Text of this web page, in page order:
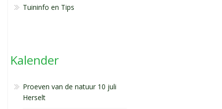
Tuininfo en Tips
Kalender
Proeven van de natuur 10 juli
Herselt